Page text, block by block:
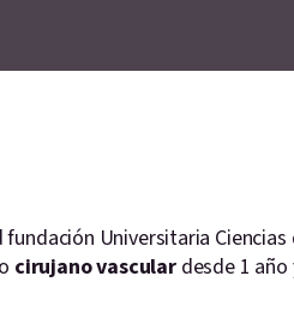
Universitaria
cirujano vasculardesde 1 año